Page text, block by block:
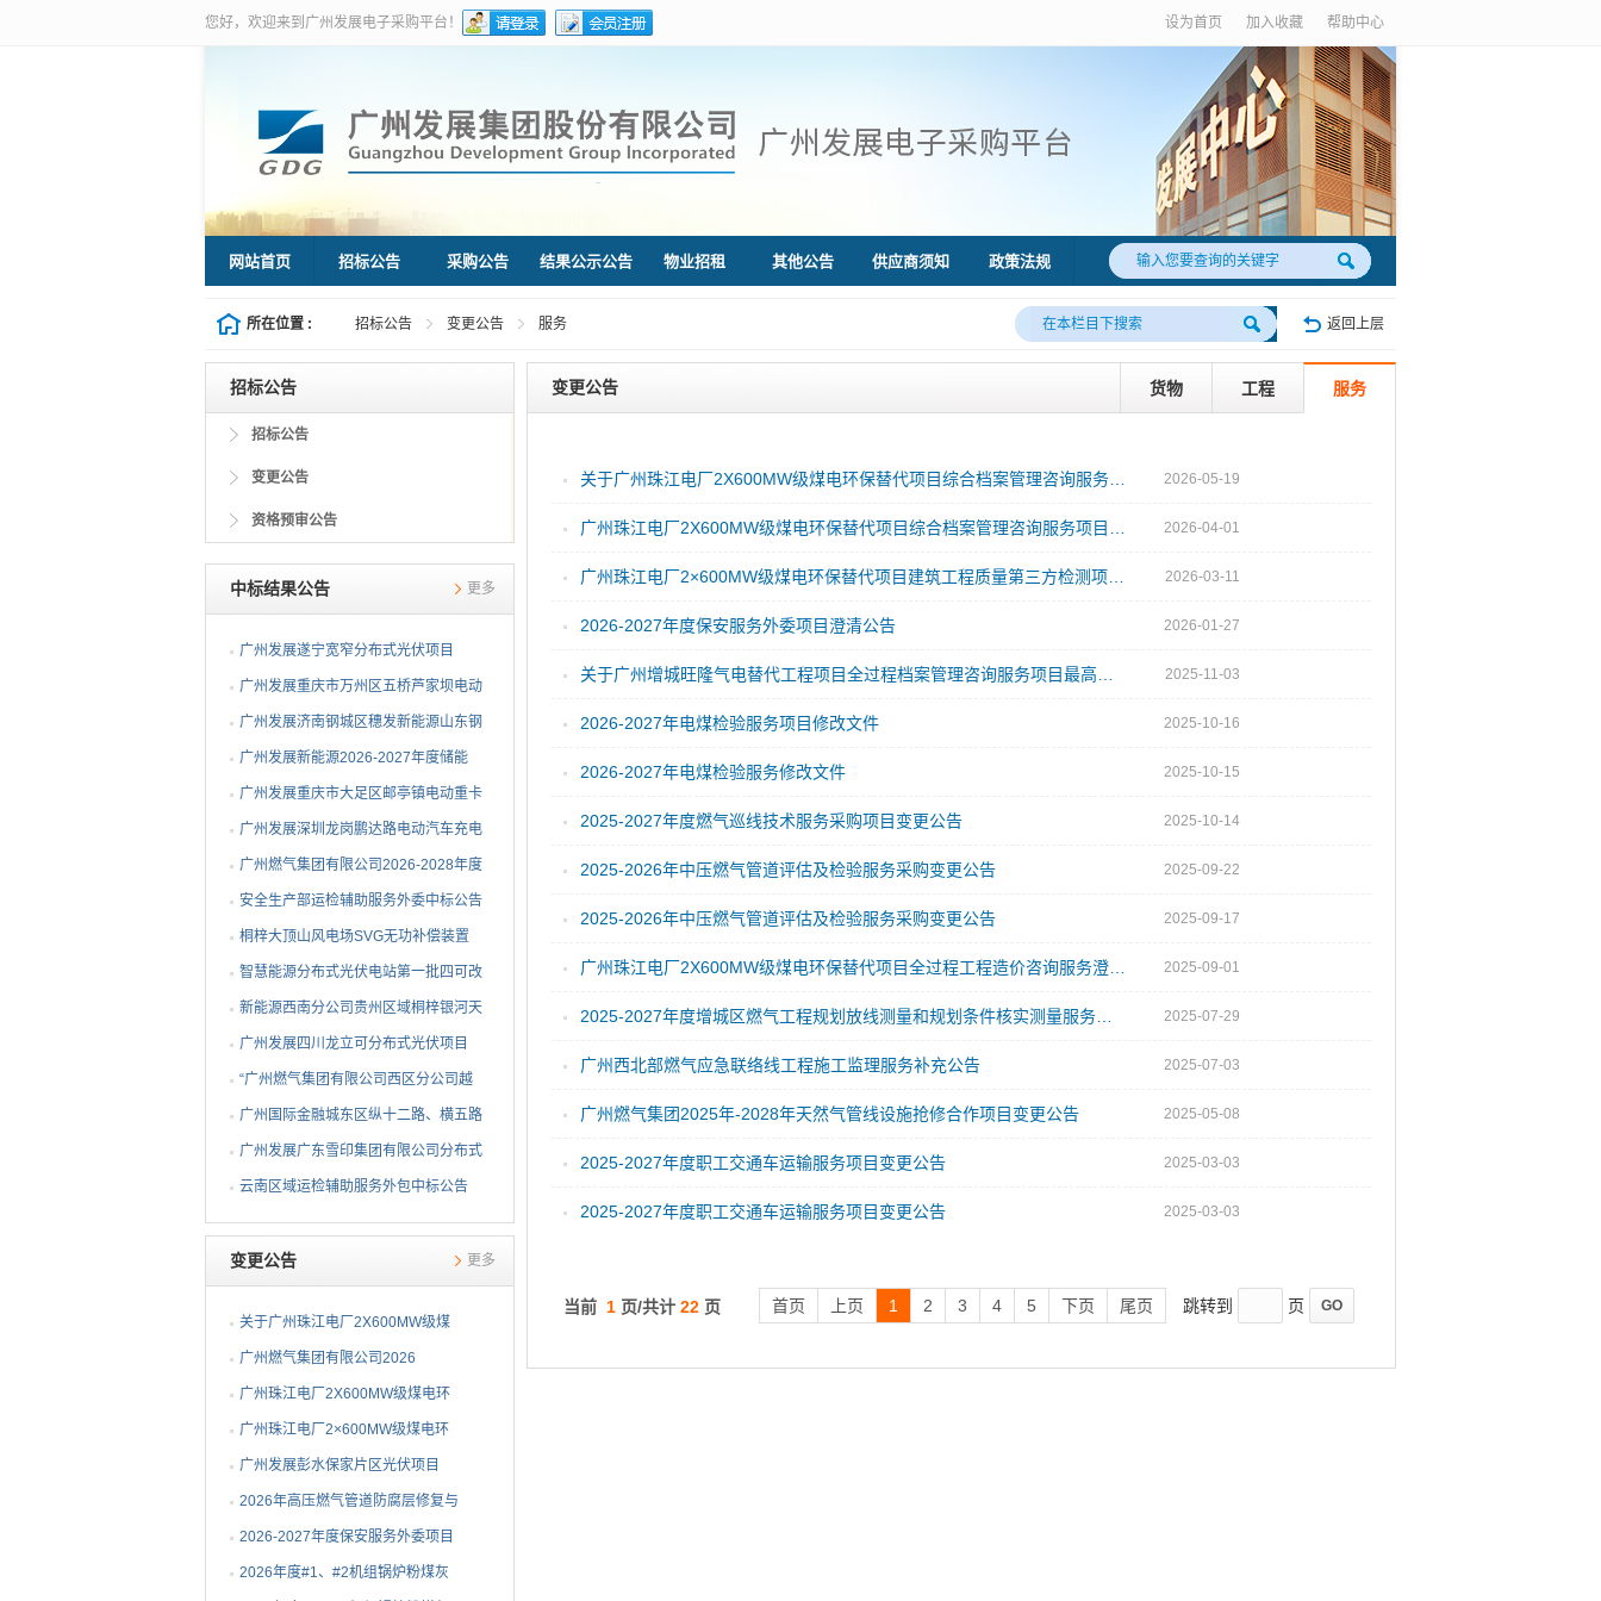
您好，欢迎来到广州发展电子采购平台！ 设为首页 加入收藏 帮助中心
网站首页 招标公告 采购公告 结果公示公告 物业招租 其他公告 供应商须知 政策法规
所在位置 : 招标公告 变更公告 服务 返回上层
变更公告 货物 工程 服务
2026-05-19
2026-04-01
2026-03-11
2026-2027年度保安服务外委项目澄清公告 2026-01-27
2025-11-03
2026-2027年电煤检验服务项目修改文件 2025-10-16
2026-2027年电煤检验服务修改文件 2025-10-15
2025-2027年度燃气巡线技术服务采购项目变更公告 2025-10-14
2025-2026年中压燃气管道评估及检验服务采购变更公告 2025-09-22
2025-2026年中压燃气管道评估及检验服务采购变更公告 2025-09-17
2025-09-01
2025-07-29
广州西北部燃气应急联络线工程施工监理服务补充公告 2025-07-03
广州燃气集团2025年-2028年天然气管线设施抢修合作项目变更公告 2025-05-08
2025-2027年度职工交通车运输服务项目变更公告 2025-03-03
2025-2027年度职工交通车运输服务项目变更公告 2025-03-03
当前 1 页/共计 22 页 首页 上页 1 2 3 4 5 下页 尾页 跳转到 页 GO
招标公告
Information Center
招标公告
变更公告
资格预审公告
中标结果公告 更多
广州发展遂宁宽窄分布式光伏项目
EPC总承包中标公告
广州发展重庆市万州区五桥芦家坝电动
重卡充电站一期项目EPC总承包中标
公告
广州发展济南钢城区穗发新能源山东钢
铁股份有限公司分布式光伏发电项目监
理服务中标公告
广州发展新能源2026-2027年度储能
EMS设备ODM代工采购中标公告
广州发展重庆市大足区邮亭镇电动重卡
充电站项目EPC总承包中标公告
广州发展深圳龙岗鹏达路电动汽车充电
站中标公告
广州燃气集团有限公司2026-2028年度
钢制球阀采购项目中标公告
安全生产部运检辅助服务外委中标公告
桐梓大顶山风电场SVG无功补偿装置
升级改造中标公告
智慧能源分布式光伏电站第一批四可改
造外委中标公告
新能源西南分公司贵州区域桐梓银河天
成风力发电有限公司所辖风力电站运维
辅助服务外包中标公告
广州发展四川龙立可分布式光伏项目
EPC总承包中标公告
“广州燃气集团有限公司西区分公司越
秀区青龙坊中压燃气管道改造工程路面
修复工程采购项目”成交结果公告
广州国际金融城东区纵十二路、横五路
（西段）供冷管网工程采购施工
（PC）总承包中标公告
广州发展广东雪印集团有限公司分布式
光伏发电项目EPC总承包中标公告
云南区域运检辅助服务外包中标公告
变更公告 更多
关于广州珠江电厂2X600MW级煤
电环保替代项目综合档案管理咨询
服务项目（第二次）最高投标限价
的澄清公告
2026-05-19
广州燃气集团有限公司2026
年-2028年双面埋弧螺旋焊缝钢管
采购项目招标文件澄清
广州珠江电厂2X600MW级煤电环
保替代项目综合档案管理咨询服务
项目关于最高投标限价的澄清公告
广州珠江电厂2×600MW级煤电环
保替代项目建筑工程质量第三方检
测项目澄清公告
广州发展彭水保家片区光伏项目
EPC总承包（项目编号：JG2026-
10332）招标澄清
2026年高压燃气管道防腐层修复与
阴保设施维修工程项目（标段一~
标段二）变更公告
2026-2027年度保安服务外委项目
澄清公告
2026年度#1、#2机组锅炉粉煤灰